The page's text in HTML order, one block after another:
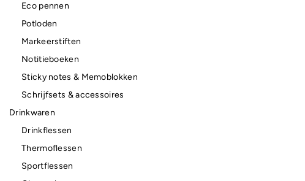
Eco pennen
Potloden
Markeerstiften
Notitieboeken
Sticky notes & Memoblokken
Schrijfsets & accessoires
Drinkwaren
Drinkflessen
Thermoflessen
Sportflessen